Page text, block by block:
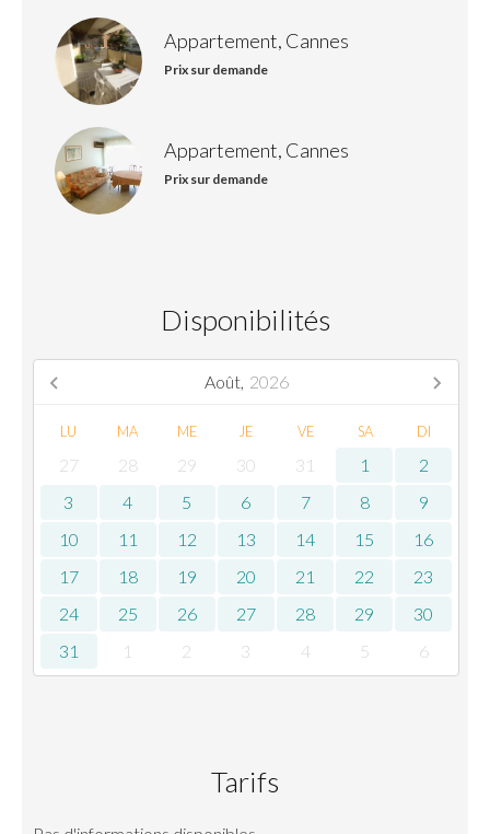
Appartement, Cannes
Prix sur demande
Appartement, Cannes
Prix sur demande
Disponibilités
Août, 2026
LU MA ME JE VE SA DI
27 28 29 30 31 1
2
3
4 5 6 7 8
9
10
11 12 13 14 15
16
17
18 19 20 21 22
23
24
25 26 27 28 29
30
31
1 2 3 4 5 6
Tarifs